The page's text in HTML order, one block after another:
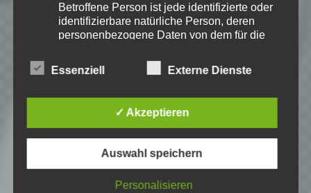
Berichte zu meinen Spiele-Favoriten und
Tutorials zu Themen rund um Web-
Entwicklung.
Playlist – Star Wars: The
Old Republic: Knights of the
Eternal Throne
Betroffene Person ist jede identifizierte oder
identifizierbare natürliche Person, deren
personenbezogene Daten von dem für die
Verarbeitung ist jeder mit oder ohne Hilfe
automatisierter Verfahren ausgeführte
Vorgang oder jede solche Vorgangsreihe im
Daten wie das Erheben, das Erfassen, die
Organisation, das Ordnen, die Speicherung,
die Anpassung oder Veränderung, das
Essenziell Externe Dienste
✓ Akzeptieren
Auswahl speichern
Personalisieren